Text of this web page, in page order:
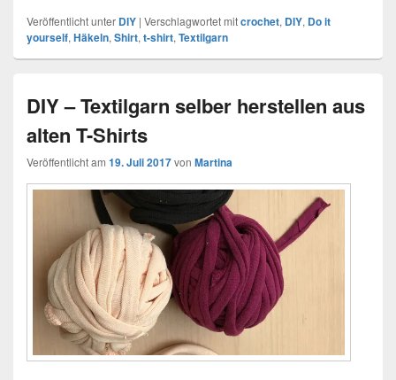
Veröffentlicht unter DIY | Verschlagwortet mitcrochet, DIY, Do it
yourself, Häkeln, Shirt, t-shirt, Textilgarn
DIY – Textilgarn selber herstellen aus
alten T-Shirts
Veröffentlicht am 19. Juli 2017von Martina